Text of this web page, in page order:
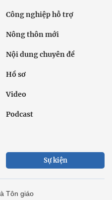
Công nghiệp hỗ trợ
Nông thôn mới
Nội dung chuyên đề
Hồ sơ
Video
Podcast
Sự kiện
Tôn giáo